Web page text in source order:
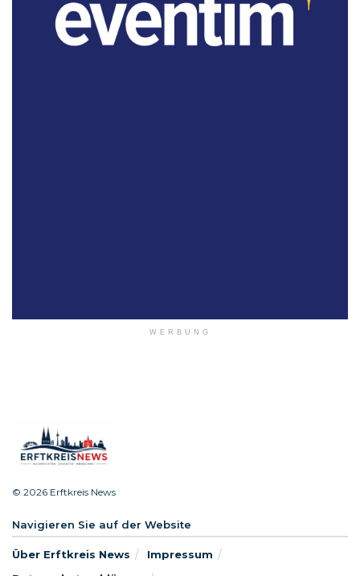
WERBUNG
© 2026 Erftkreis News
Navigieren Sie auf der Website
Über Erftkreis News
Impressum